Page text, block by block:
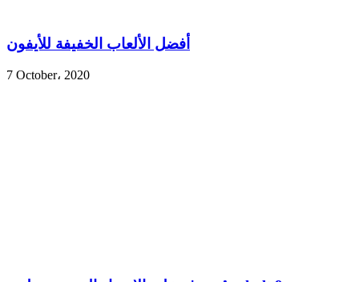
أفضل الألعاب الخفيفة للأيفون
7 October، 2020